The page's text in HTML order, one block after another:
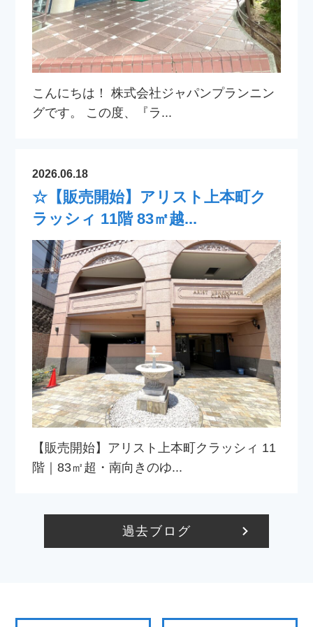
こんにちは！ 株式会社ジャパンプランニン
グです。 この度、『ラ...
2026.06.18
☆【販売開始】アリスト上本町ク
ラッシィ 11階 83㎡越...
【販売開始】アリスト上本町クラッシィ 11
階｜83㎡超・南向きのゆ...
過去ブログ